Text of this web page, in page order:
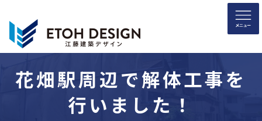
花畑駅周辺で解体工事を
行いました！